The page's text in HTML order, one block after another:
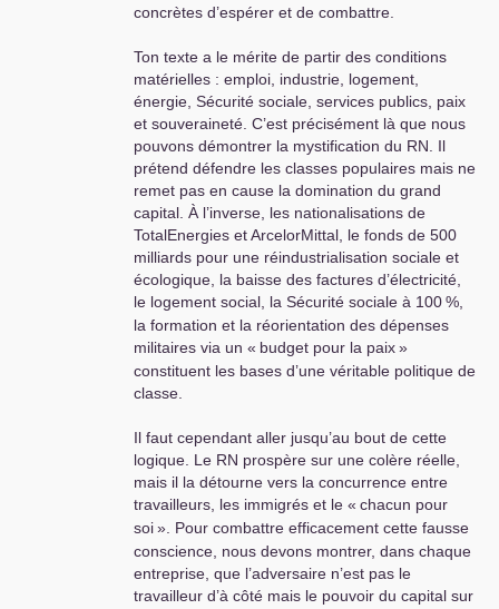
concrètes d’espérer et de combattre.
Ton texte a le mérite de partir des conditions
matérielles : emploi, industrie, logement,
énergie, Sécurité sociale, services publics, paix
et souveraineté. C’est précisément là que nous
pouvons démontrer la mystification du RN . Il
prétend défendre les classes populaires mais ne
remet pas en cause la domination du grand
capital. À l’inverse, les nationalisations de
TotalEnergies et ArcelorMittal, le fonds de 500
milliards pour une réindustrialisation sociale et
écologique, la baisse des factures d’électricité,
le logement social, la Sécurité sociale à 100%,
la formation et la réorientation des dépenses
militaires via un « budget pour la paix»
constituent les bases d’une véritable politique de
classe.
Il faut cependant aller jusqu’au bout de cette
logique. Le RN prospère sur une colère réelle,
mais il la détourne vers la concurrence entre
travailleurs, les immigrés et le « chacun pour
soi». Pour combattre efficacement cette fausse
conscience, nous devons montrer, dans chaque
entreprise, que l’adversaire n’est pas le
travailleur d’à côté mais le pouvoir du capital sur